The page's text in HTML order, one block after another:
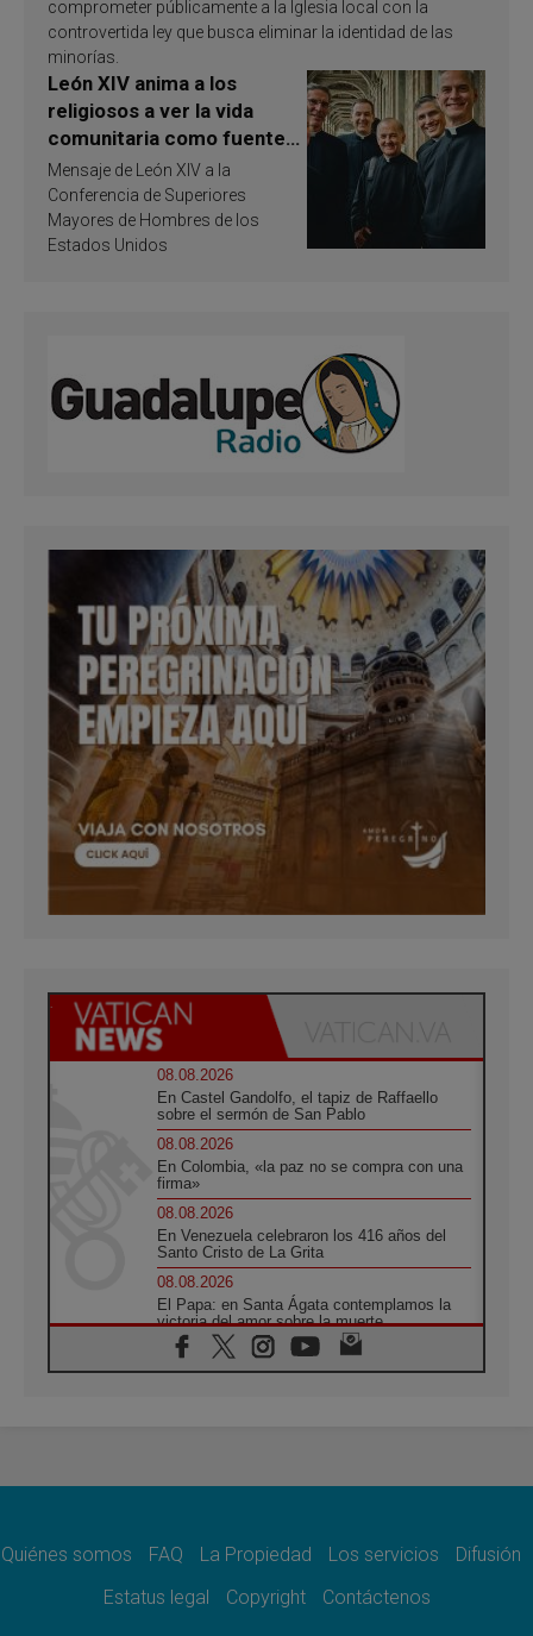
comprometer públicamente a la Iglesia local con la
controvertida ley que busca eliminar la identidad de las
minorías.
León XIV anima a los
religiosos a ver la vida
comunitaria como fuente
de inspiración y
santificación
Mensaje de León XIV a la
Conferencia de Superiores
Mayores de Hombres de los
Estados Unidos
08.08.2026
En Castel Gandolfo, el tapiz de Raffaello
sobre el sermón de San Pablo
08.08.2026
En Colombia, «la paz no se compra con una
firma»
08.08.2026
En Venezuela celebraron los 416 años del
Santo Cristo de La Grita
08.08.2026
El Papa: en Santa Ágata contemplamos la
victoria del amor sobre la muerte
08.08.2026
León XIV visitará el Santuario de la Madre
07.08.2026
07.08.2026
el compromiso del cristiano"
Quiénes somos FAQ La Propiedad Los servicios
Difusión
Estatus legal
Copyright Contáctenos